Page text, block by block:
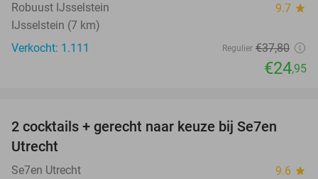
Robuust IJsselstein 9.7 star
IJsselstein (7 km)
Verkocht: 1.111
Regulier €37,80
€24,95
41%
2 cocktails + gerecht naar keuze bij Se7en
Utrecht
Se7en Utrecht 9.6 star